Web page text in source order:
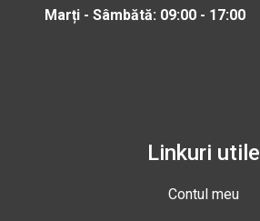
Marți - Sâmbătă: 09:00 - 17:00
Linkuri utile
Contul meu